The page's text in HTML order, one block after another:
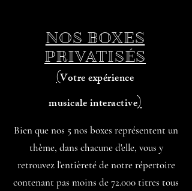
NOS BOXES
PRIVATISÉS
(Votre expérience
musicale interactive)
Bien que nos 5 nos boxes représentent un
thème, dans chacune d'elle, vous y
retrouvez l’entièreté de notre répertoire
contenant pas moins de 72.000 titres tous